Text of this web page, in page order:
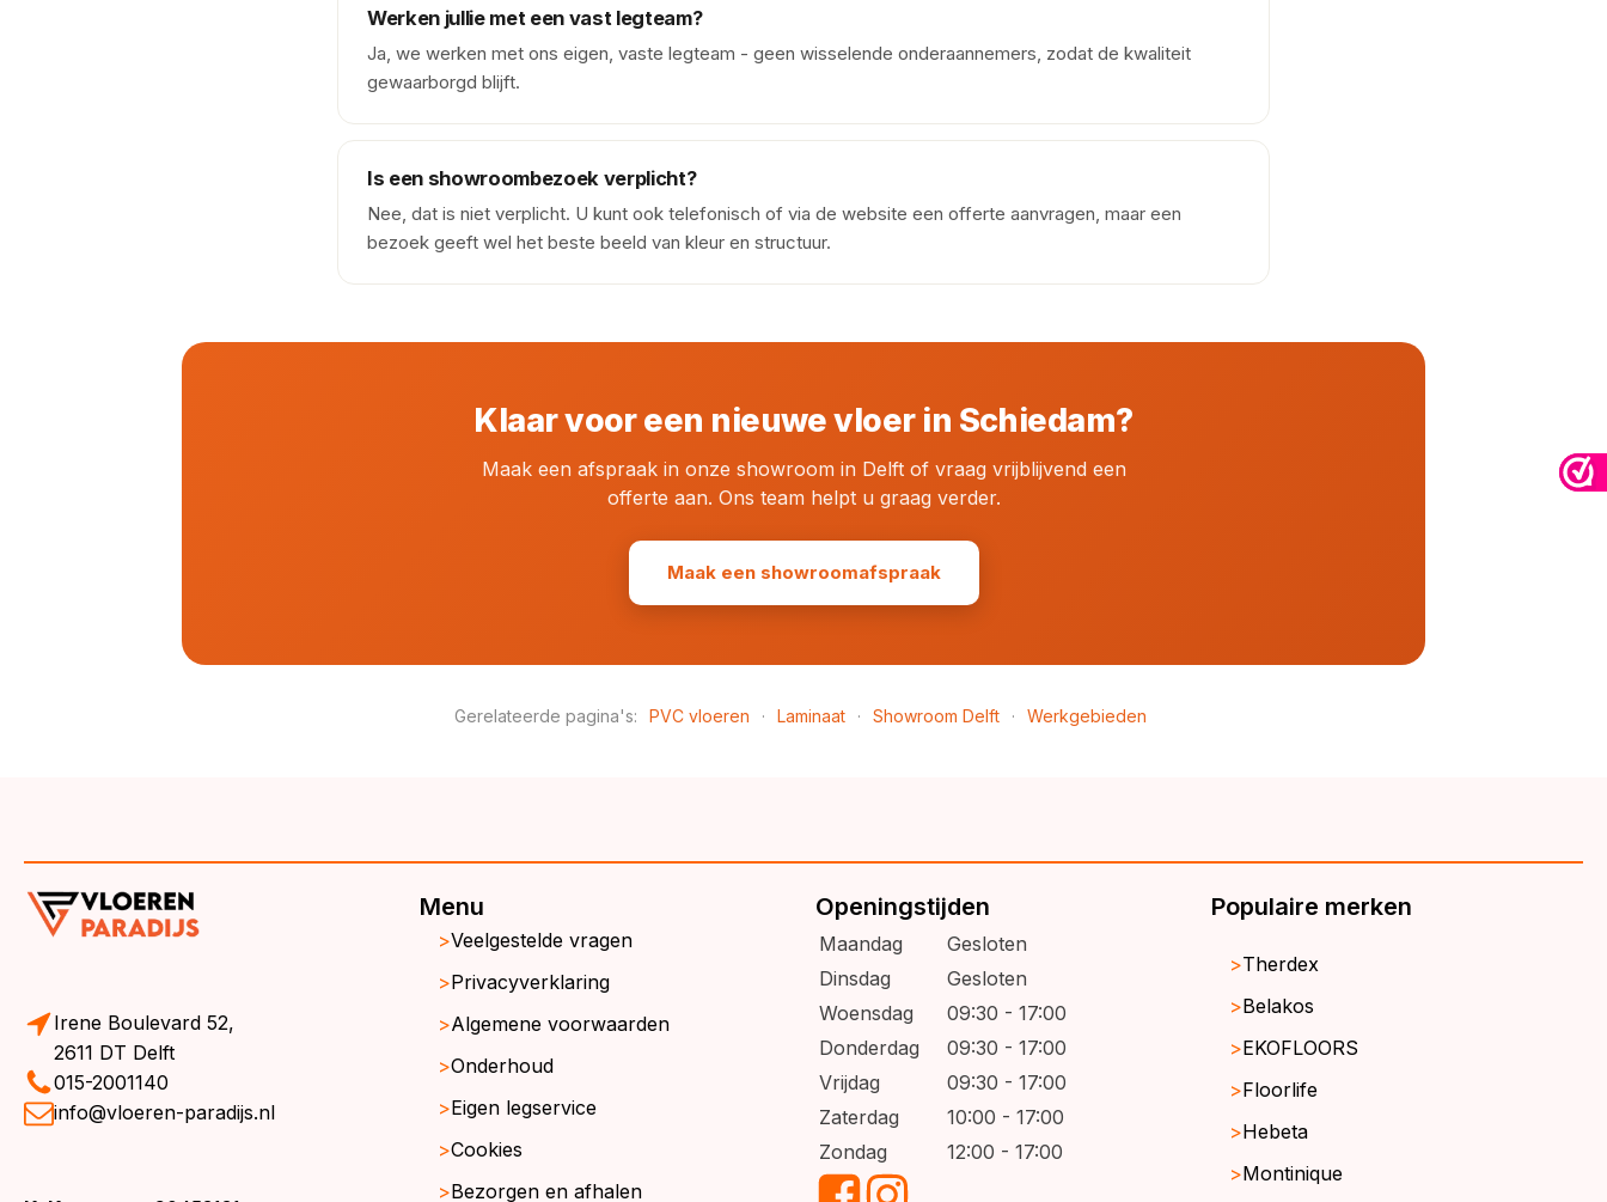
Werken jullie met een vast legteam?
Ja, we werken met ons eigen, vaste legteam - geen wisselende onderaannemers, zodat de kwaliteit
gewaarborgd blijft.
Is een showroombezoek verplicht?
Nee, dat is niet verplicht. U kunt ook telefonisch of via de website een offerte aanvragen, maar een
bezoek geeft wel het beste beeld van kleur en structuur.
Klaar voor een nieuwe vloer in Schiedam?
Maak een afspraak in onze showroom in Delft of vraag vrijblijvend een
offerte aan. Ons team helpt u graag verder.
Maak een showroomafspraak
Gerelateerde pagina's: PVC vloeren · Laminaat · Showroom Delft · Werkgebieden
Irene Boulevard 52,
2611 DT Delft
015-2001140
info@vloeren-paradijs.nl
Menu
Veelgestelde vragen
Privacyverklaring
Algemene voorwaarden
Onderhoud
Eigen legservice
Cookies
Bezorgen en afhalen
Openingstijden
Maandag
Gesloten
Dinsdag
Gesloten
Woensdag
09:30 - 17:00
Donderdag
09:30 - 17:00
Vrijdag
09:30 - 17:00
Zaterdag
10:00 - 17:00
Zondag
12:00 - 17:00
Populaire merken
Therdex
Belakos
EKOFLOORS
Floorlife
Hebeta
Montinique